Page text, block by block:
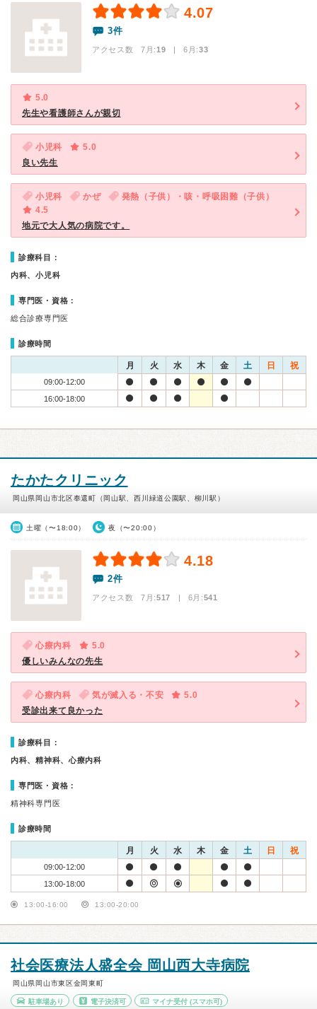
4.07
3件
アクセス数 7月:19 | 6月:33
5.0
先生や看護師さんが親切
小児科
5.0
良い先生
小児科 かぜ
発熱（子供）・咳・呼吸困難（子供）
4.5
地元で大人気の病院です。
診療科目：
内科、小児科
専門医・資格：
総合診療専門医
診療時間
月 火 水 木 金 土 日 祝
09:00-12:00
16:00-18:00
たかたクリニック
岡山県岡山市北区奉還町（岡山駅、西川緑道公園駅、柳川駅）
土曜（〜18:00） 夜（〜20:00）
4.18
2件
アクセス数 7月:517 | 6月:541
心療内科
5.0
優しいみんなの先生
心療内科 気が滅入る・不安
5.0
受診出来て良かった
診療科目：
内科、精神科、心療内科
専門医・資格：
精神科専門医
診療時間
月 火 水 木 金 土 日 祝
09:00-12:00
13:00-18:00
13:00-16:00 13:00-20:00
社会医療法人盛全会 岡山西大寺病院
岡山県岡山市東区金岡東町
駐車場あり 電子決済可 マイナ受付 (スマホ可)